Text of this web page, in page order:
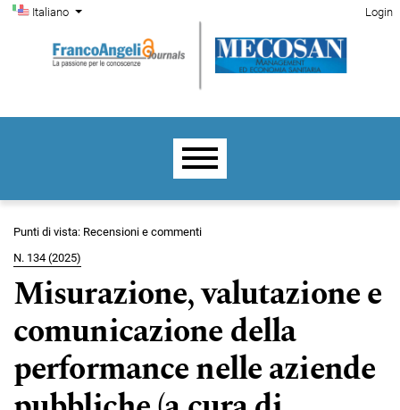
Salta al menu principale di navigazione
Salta al contenuto principale
Salta al piè di pagina del sito
Cambia la lingua. La lingua corrente è:
Italiano
Menu di amministrazione Login
Menu principale
Punti di vista: Recensioni e commenti
N. 134 (2025)
Misurazione, valutazione e
comunicazione della
performance nelle aziende